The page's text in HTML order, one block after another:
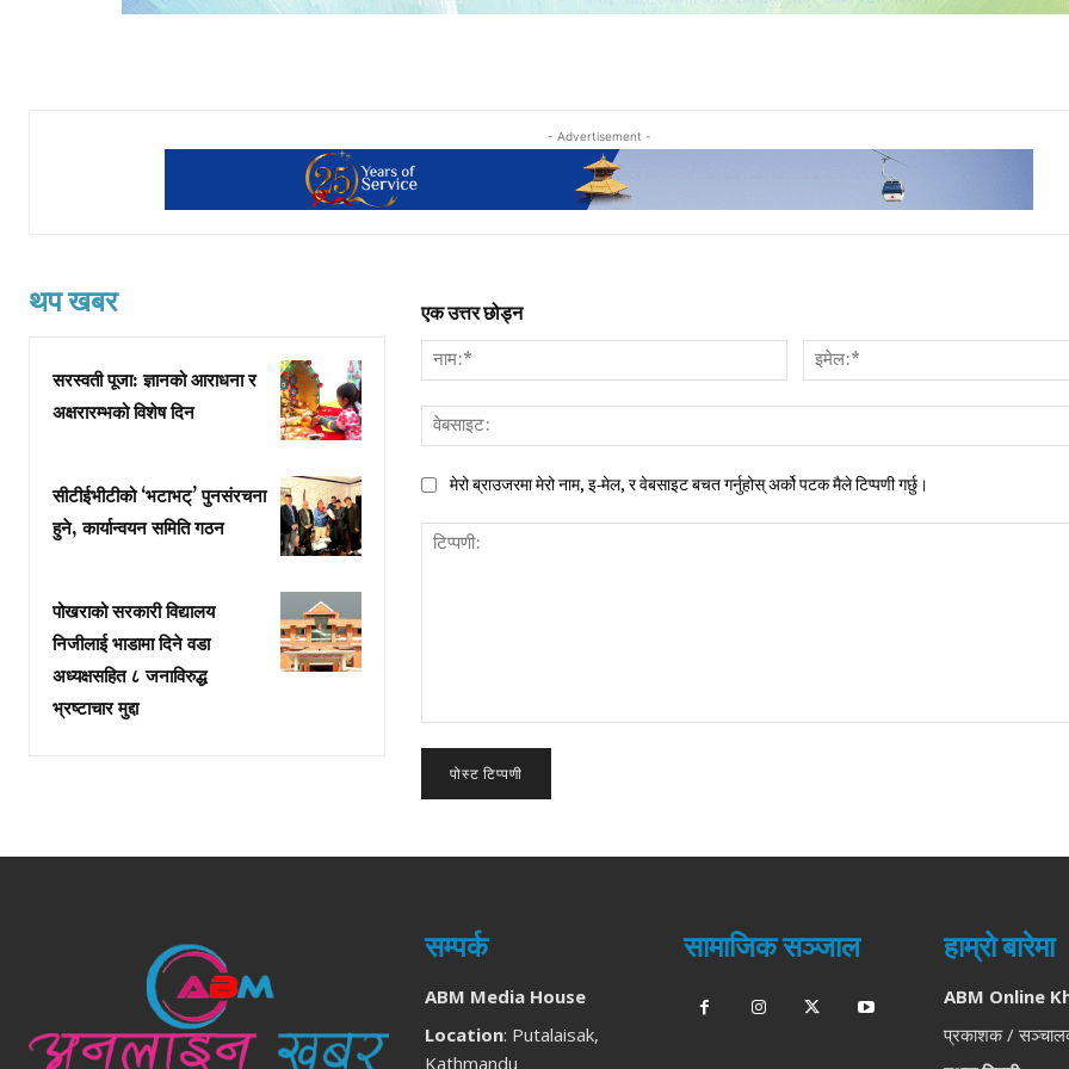
- Advertisement -
थप खबर
सरस्वती पूजा: ज्ञानको आराधना र
अक्षरारम्भको विशेष दिन
सीटीईभीटीको ‘भटाभट्’ पुनसंरचना
हुने, कार्यान्वयन समिति गठन
पोखराको सरकारी विद्यालय
निजीलाई भाडामा दिने वडा
अध्यक्षसहित ८ जनाविरुद्ध
भ्रष्टाचार मुद्दा
एक उत्तर छोड्न
नाम:*
मेरो ब्राउजरमा मेरो नाम, इ-मेल, र वेबसाइट बचत गर्नुहोस् अर्को पटक मैले टिप्पणी गर्छु।
सम्पर्क
ABM Media House
Location: Putalaisak,
Kathmandu
सामाजिक सञ्जाल हाम्रो बारेमा
ABM Online
प्रकाशक /